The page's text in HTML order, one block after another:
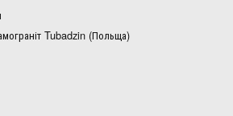
Tubadzin (Польща)